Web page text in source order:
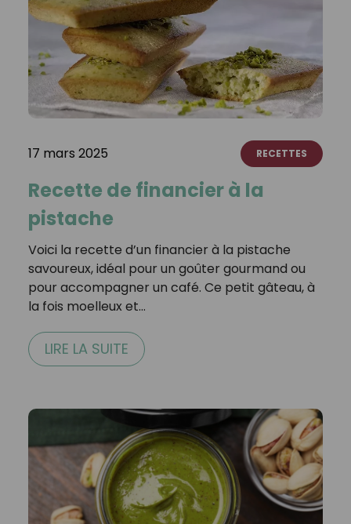
17 mars 2025 RECETTES
Recette de financier à la
pistache
Voici la recette d’un financier à la pistache
savoureux, idéal pour un goûter gourmand ou
pour accompagner un café. Ce petit gâteau, à
la fois moelleux et…
LIRE LA SUITE